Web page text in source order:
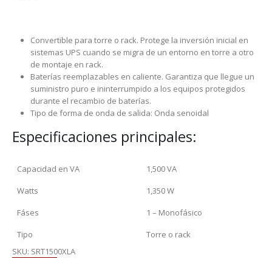
Convertible para torre o rack. Protege la inversión inicial en
sistemas UPS cuando se migra de un entorno en torre a otro
de montaje en rack.
Baterías reemplazables en caliente. Garantiza que llegue un
suministro puro e ininterrumpido a los equipos protegidos
durante el recambio de baterías.
Tipo de forma de onda de salida: Onda senoidal
Especificaciones principales:
Capacidad en VA
1,500 VA
Watts
1,350 W
Fáses
1 – Monofásico
Tipo
Torre o rack
SKU: SRT1500XLA